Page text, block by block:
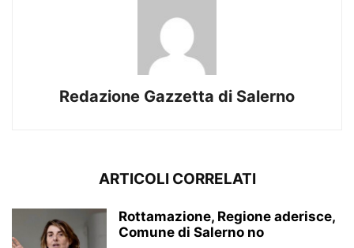
Redazione Gazzetta di Salerno
ARTICOLI CORRELATI
Rottamazione, Regione aderisce,
Comune di Salerno no